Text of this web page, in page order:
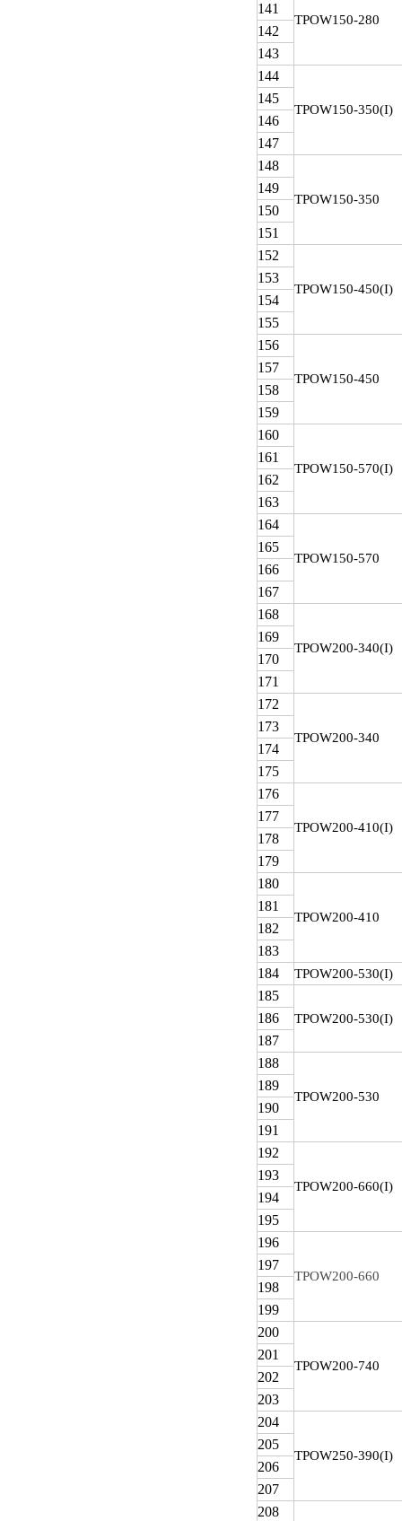
TPOW150-280
141
142
143
144
TPOW150-350(I)
145
146
147
148
TPOW150-350
149
150
151
152
TPOW150-450(I)
153
154
155
156
TPOW150-450
157
158
159
160
TPOW150-570(I)
161
162
163
164
TPOW150-570
165
166
167
168
TPOW200-340(I)
169
170
171
172
TPOW200-340
173
174
175
176
TPOW200-410(I)
177
178
179
180
TPOW200-410
181
182
183
184
TPOW200-530(I)
185
TPOW200-530(I)
186
187
188
TPOW200-530
189
190
191
192
TPOW200-660(I)
193
194
195
196
TPOW200-660
197
198
199
200
TPOW200-740
201
202
203
204
TPOW250-390(I)
205
206
207
208